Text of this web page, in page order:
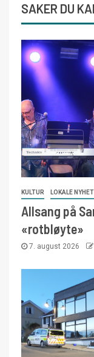
SAKER DU
KULTUR LOKALE
Allsang på
«rotbløyte»
7. august 2026